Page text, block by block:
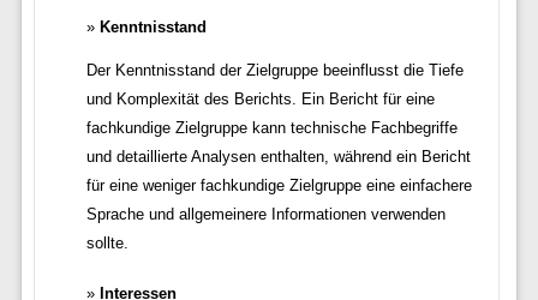
Kenntnisstand
Der Kenntnisstand der Zielgruppe beeinflusst die Tiefe
und Komplexität des Berichts. Ein Bericht für eine
fachkundige Zielgruppe kann technische Fachbegriffe
und detaillierte Analysen enthalten, während ein Bericht
für eine weniger fachkundige Zielgruppe eine einfachere
Sprache und allgemeinere Informationen verwenden
sollte.
Interessen